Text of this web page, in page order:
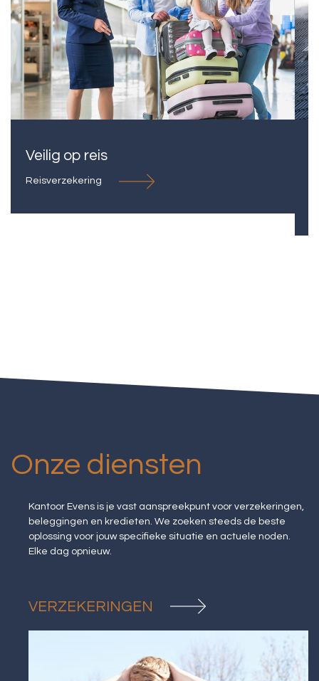
Veilig op reis
Reisverzekering
Onze diensten
Kantoor Evens is je vast aanspreekpunt voor verzekeringen,
beleggingen en kredieten. We zoeken steeds de beste
oplossing voor jouw specifieke situatie en actuele noden.
Elke dag opnieuw.
VERZEKERINGEN